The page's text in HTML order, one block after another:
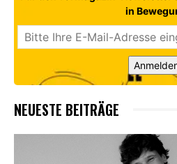
in
NEUESTE BEITRÄGE